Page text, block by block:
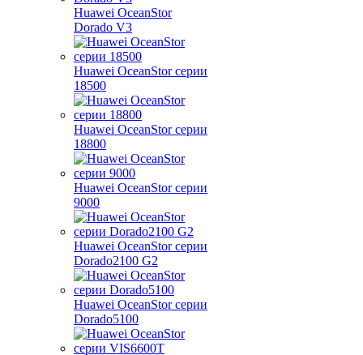
Huawei OceanStor
Dorado V3
Huawei OceanStor серии
18500
Huawei OceanStor серии
18800
Huawei OceanStor серии
9000
Huawei OceanStor серии
Dorado2100 G2
Huawei OceanStor серии
Dorado5100